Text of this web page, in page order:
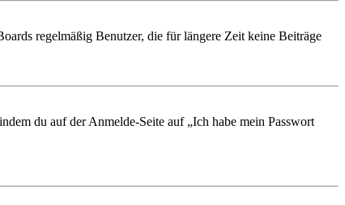
regelmäßig Benutzer, die für längere Zeit keine Beiträge
du auf der Anmelde-Seite auf „Ich habe mein Passwort